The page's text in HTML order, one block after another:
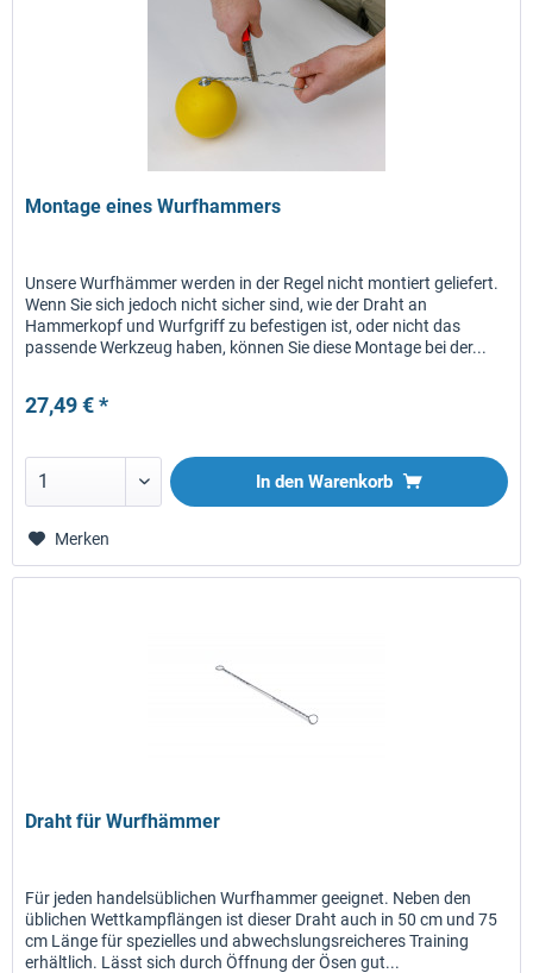
Montage eines Wurfhammers
Unsere Wurfhämmer werden in der Regel nicht montiert geliefert.
Wenn Sie sich jedoch nicht sicher sind, wie der Draht an
Hammerkopf und Wurfgriff zu befestigen ist, oder nicht das
passende Werkzeug haben, können Sie diese Montage bei der...
27,49 € *
In den Warenkorb
Merken
Draht für Wurfhämmer
Für jeden handelsüblichen Wurfhammer geeignet. Neben den
üblichen Wettkampflängen ist dieser Draht auch in 50 cm und 75
cm Länge für spezielles und abwechslungsreicheres Training
erhältlich. Lässt sich durch Öffnung der Ösen gut...